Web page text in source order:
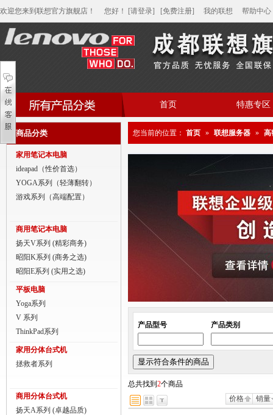
欢迎您来到联想官方旗舰店！ 您好 ！ [请登录] [免费注册] 我的联想 帮助中心
家用笔记本电脑
商用笔记本电脑
平板电脑
商用分体台式机
家用一体台式机
ThinkPad
ThinkStation工作站
联想服务器
首页 特惠专区
帮助中心
商品分类
家用笔记本电脑
ideapad（性价首选）
YOGA系列（轻薄翻转）
游戏系列（高端配置）
商用笔记本电脑
扬天V系列 (精彩商务)
昭阳K系列 (商务之选)
昭阳E系列 (实用之选)
平板电脑
Yoga系列
V 系列
ThinkPad系列
家用分体台式机
拯救者系列
商用分体台式机
扬天A系列 (卓越品质)
您当前的位置： 首页 » 联想服务器 » 高
产品型号 产品类别
总共找到 2个商品
价格
销量